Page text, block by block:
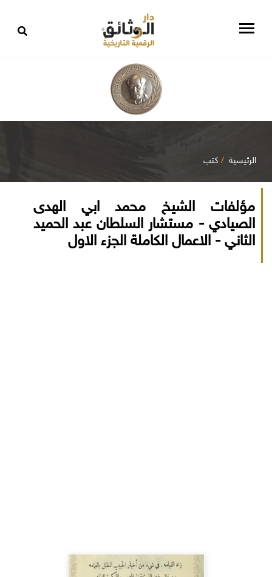
الرئيسية كتب
مؤلفات الشيخ محمد ابي الهدى
الصيادي - مستشار السلطان عبد الحميد
الثاني - الاعمال الكاملة الجزء الاول